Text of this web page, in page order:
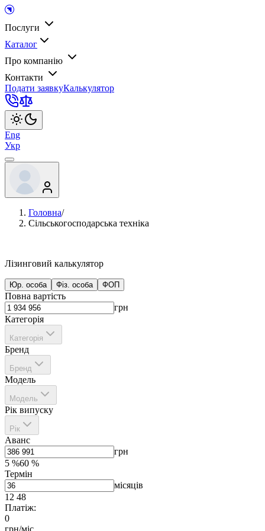
Послуги
Каталог
Про компанію
Контакти
Подати заявкуКалькулятор
Eng
Укр
Головна/
Сільськогосподарська техніка
Лізинговий калькулятор
Юр. особа Фіз. особа ФОП
Повна вартість
грн
Категорія
Категорія
Бренд
Бренд
Модель
Модель
Рік випуску
Рік
Аванс
грн
5 %60 %
Термін
місяців
12 48
Платіж:
0
грн/міс